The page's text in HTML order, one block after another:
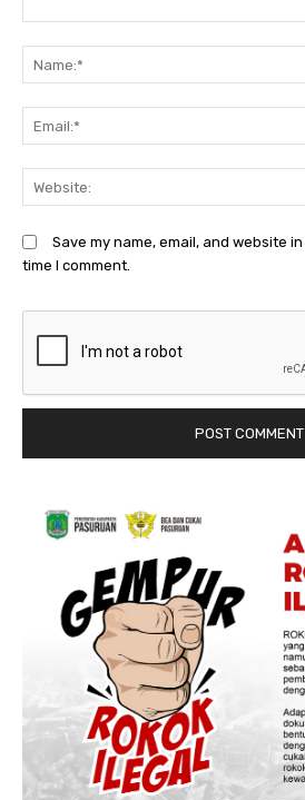
Save my name, email, and website
time I comment.